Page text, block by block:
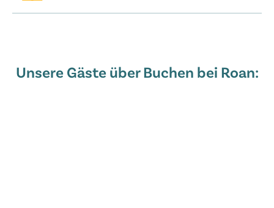
Unsere Gäste über Buchen bei Roan: